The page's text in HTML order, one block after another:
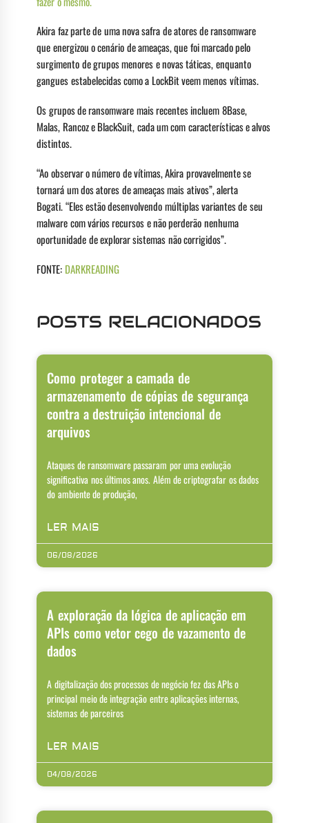
Akira faz parte de uma nova safra de atores de ransomware
que energizou o cenário de ameaças, que foi marcado pelo
surgimento de grupos menores e novas táticas, enquanto
gangues estabelecidas como a LockBit veem menos vítimas.
Os grupos de ransomware mais recentes incluem 8Base,
Malas, Rancoz e BlackSuit, cada um com características e alvos
distintos.
“Ao observar o número de vítimas, Akira provavelmente se
tornará um dos atores de ameaças mais ativos”, alerta
Bogati. “Eles estão desenvolvendo múltiplas variantes de seu
malware com vários recursos e não perderão nenhuma
oportunidade de explorar sistemas não corrigidos”.
FONTE: DARKREADING
POSTS RELACIONADOS
Como proteger a camada de
armazenamento de cópias de segurança
contra a destruição intencional de
arquivos
Ataques de ransomware passaram por uma evolução
significativa nos últimos anos. Além de criptografar os dados
do ambiente de produção,
LER MAIS
06/08/2026
A exploração da lógica de aplicação em
APIs como vetor cego de vazamento de
dados
A digitalização dos processos de negócio fez das APIs o
principal meio de integração entre aplicações internas,
sistemas de parceiros
LER MAIS
04/08/2026